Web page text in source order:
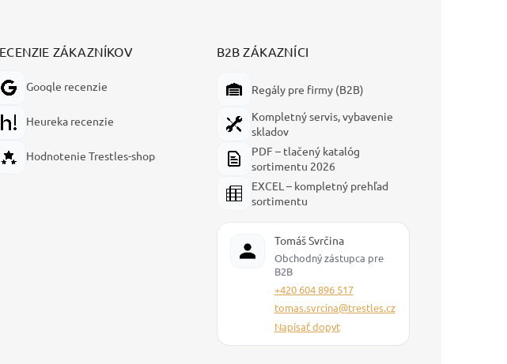
ZÁKAZNÍKOV
Google recenzie
Heureka recenzie
Hodnotenie Trestles-shop
B2B ZÁKAZNÍCI
Regály pre firmy (B2B)
Kompletný servis, vybavenie
skladov
PDF – tlačený katalóg
sortimentu 2026
EXCEL – kompletný prehľad
sortimentu
Tomáš Svrčina
Obchodný zástupca pre
B2B
+420 604 896 517
tomas.svrcina@trestles.cz
Napísať dopyt